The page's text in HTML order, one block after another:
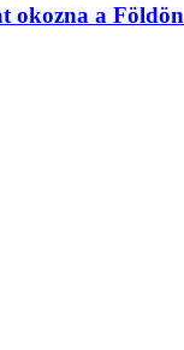
okozna a Földön